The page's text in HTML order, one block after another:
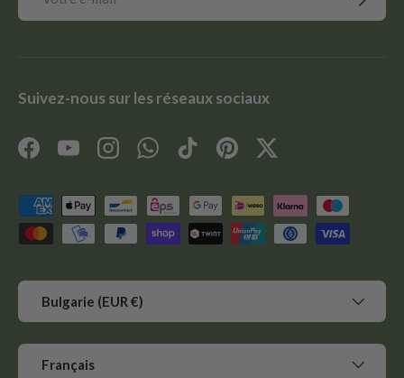
Suivez-nous sur les réseaux sociaux
FacebookYouTubeInstagramWhatsApp
TikTokPinterestTwitter
Moyens de paiement acceptés
Pays
Bulgarie (EUR €)
Langue
Français